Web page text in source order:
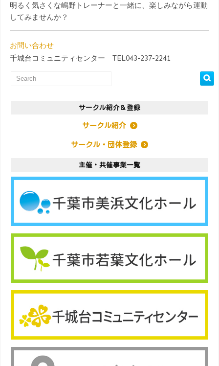
明るく気さくな嶋野トレーナーと一緒に、楽しみながら運動
してみませんか？
お問い合わせ
千城台コミュニティセンター TEL043-237-2241
サークル紹介＆登録
サークル紹介
サークル・団体登録
主催・共催事業一覧